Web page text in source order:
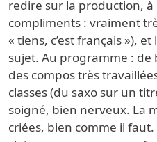
redire sur la production,
compliments : vraiment
« tiens, c’est français »),
sujet. Au programme : de
des compos très
classes (du saxo sur un
soigné, bien nerveux. La
criées, bien comme il